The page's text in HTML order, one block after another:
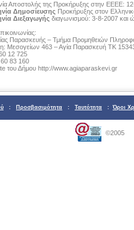
Αποστολής της Προκήρυξης στην ΕΕΕΕ:
Δημοσίευσης Προκήρυξης στον
Διεξαγωγής διαγωνισμού: 3-8-2007 και
Παρασκευής – Τμήμα Προμηθειών
Μεσογείων 463 – Αγία Παρασκευή ΤΚ
12 725
83 160
του Δήμου http://www.agiaparaskevi.gr
: Προσβασιμότητα : Ταυτότητα : Όροι
©2005